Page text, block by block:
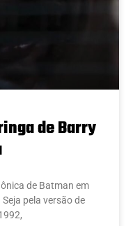
de Barry
de Batman em
pela versão de